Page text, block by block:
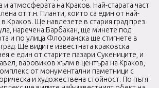
и атмосферата на Краков. Най-старата част
от т.н. Планти, които са един от най-
Краков. Ще навлезете в стария град през
наречена Барбакан, ще минете под
и по улица Флорианска ще стигнете в
Ще видите известната краковска
е един от старите пазари Сукениците, и
варовиков хълм в центъра на Краков,
от монументални паметници с
и художествена стойност. По пътя